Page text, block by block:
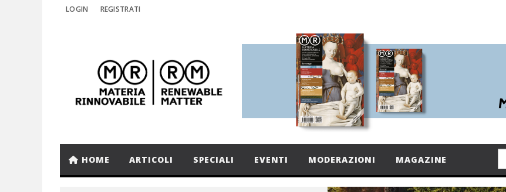
LOGIN REGISTRATI
HOME ARTICOLI SPECIALI EVENTI MODERAZIONI MAGAZINE